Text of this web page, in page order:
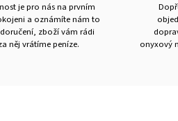
je pro nás na prvním
a oznámíte nám to
zboží vám rádi
něj vrátíme peníze.
onyxový